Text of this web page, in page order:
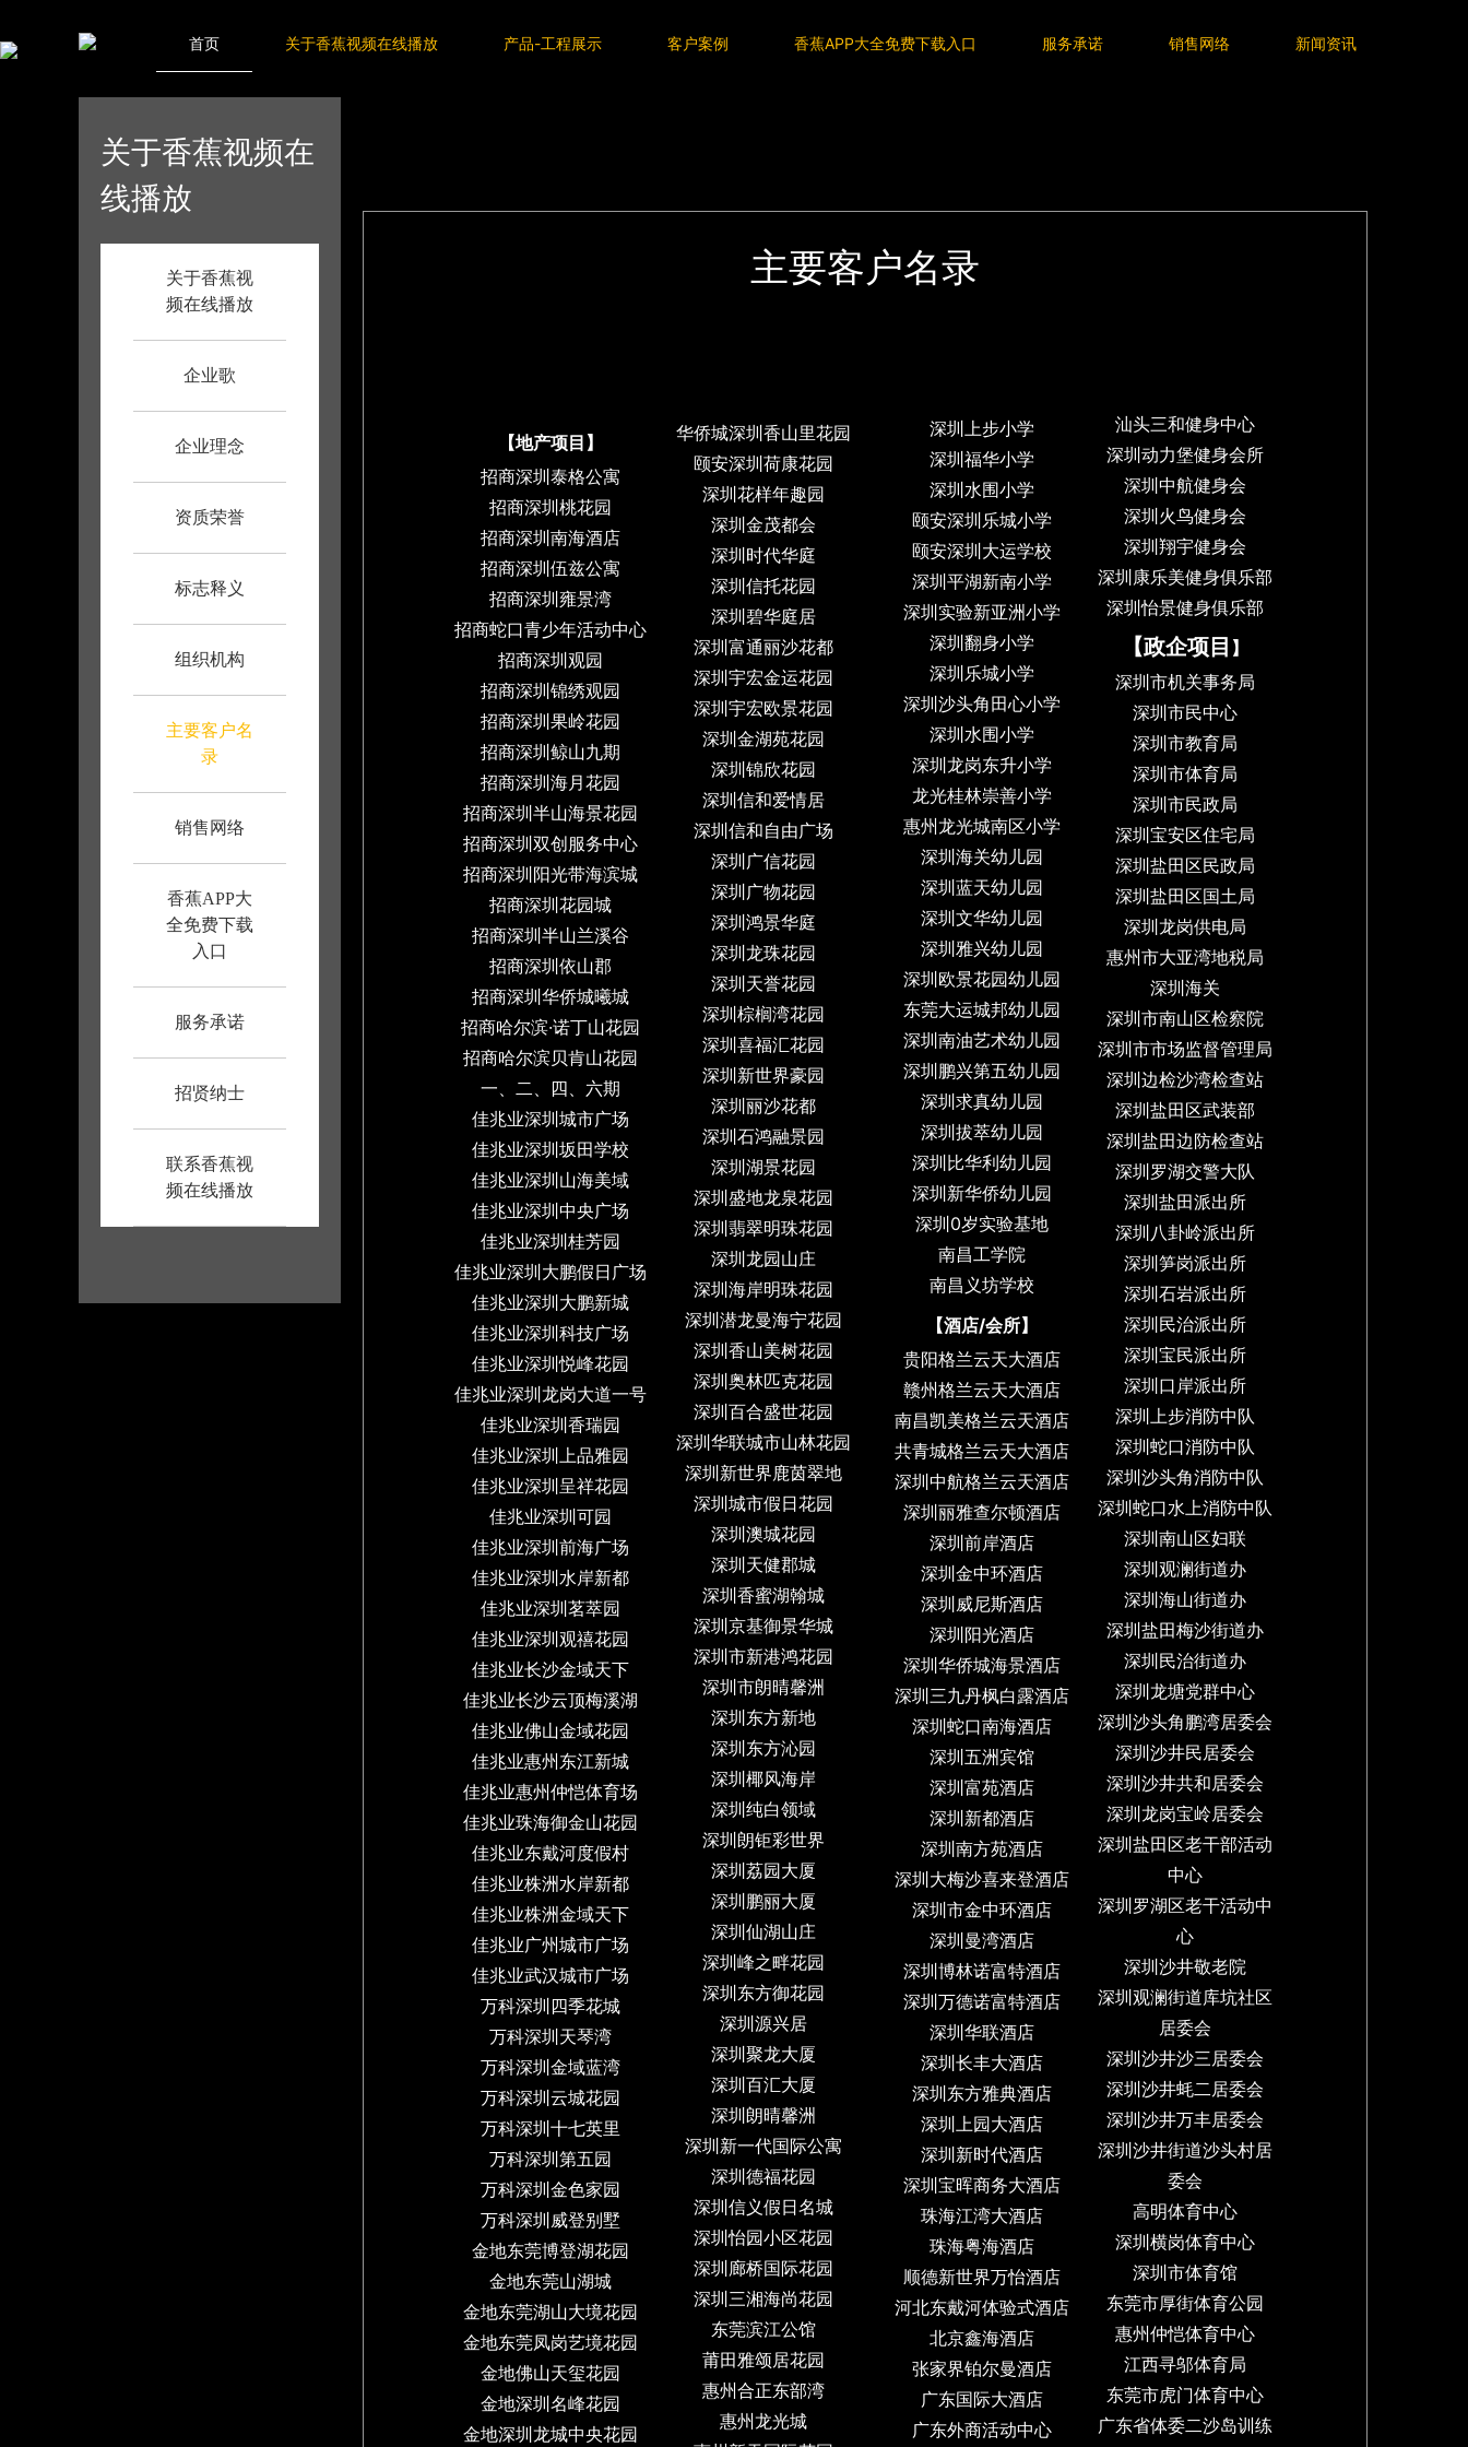
首页 关于香蕉视频在线播放 产品-工程展示 客户案例 香蕉APP大全免费下载入口 服务承诺 销售网络 新闻资讯
关于香蕉视频在
线播放
关于香蕉视
频在线播放
企业歌
企业理念
资质荣誉
标志释义
组织机构
主要客户名
录
销售网络
香蕉APP大
全免费下载
入口
服务承诺
招贤纳士
联系香蕉视
频在线播放
主要客户名录
【地产项目】
招商深圳泰格公寓
招商深圳桃花园
招商深圳南海酒店
招商深圳伍兹公寓
招商深圳雍景湾
招商蛇口青少年活动中心
招商深圳观园
招商深圳锦绣观园
招商深圳果岭花园
招商深圳鲸山九期
招商深圳海月花园
招商深圳半山海景花园
招商深圳双创服务中心
招商深圳阳光带海滨城
招商深圳花园城
招商深圳半山兰溪谷
招商深圳依山郡
招商深圳华侨城曦城
招商哈尔滨·诺丁山花园
招商哈尔滨贝肯山花园
一、二、四、六期
佳兆业深圳城市广场
佳兆业深圳坂田学校
佳兆业深圳山海美域
佳兆业深圳中央广场
佳兆业深圳桂芳园
佳兆业深圳大鹏假日广场
佳兆业深圳大鹏新城
佳兆业深圳科技广场
佳兆业深圳悦峰花园
佳兆业深圳龙岗大道一号
佳兆业深圳香瑞园
佳兆业深圳上品雅园
佳兆业深圳呈祥花园
佳兆业深圳可园
佳兆业深圳前海广场
佳兆业深圳水岸新都
佳兆业深圳茗萃园
佳兆业深圳观禧花园
佳兆业长沙金域天下
佳兆业长沙云顶梅溪湖
佳兆业佛山金域花园
佳兆业惠州东江新城
佳兆业惠州仲恺体育场
佳兆业珠海御金山花园
佳兆业东戴河度假村
佳兆业株洲水岸新都
佳兆业株洲金域天下
佳兆业广州城市广场
佳兆业武汉城市广场
万科深圳四季花城
万科深圳天琴湾
万科深圳金域蓝湾
万科深圳云城花园
万科深圳十七英里
万科深圳第五园
万科深圳金色家园
万科深圳威登别墅
金地东莞博登湖花园
金地东莞山湖城
金地东莞湖山大境花园
金地东莞凤岗艺境花园
金地佛山天玺花园
金地深圳名峰花园
金地深圳龙城中央花园
华侨城深圳香山里花园
颐安深圳荷康花园
深圳花样年趣园
深圳金茂都会
深圳时代华庭
深圳信托花园
深圳碧华庭居
深圳富通丽沙花都
深圳宇宏金运花园
深圳宇宏欧景花园
深圳金湖苑花园
深圳锦欣花园
深圳信和爱情居
深圳信和自由广场
深圳广信花园
深圳广物花园
深圳鸿景华庭
深圳龙珠花园
深圳天誉花园
深圳棕榈湾花园
深圳喜福汇花园
深圳新世界豪园
深圳丽沙花都
深圳石鸿融景园
深圳湖景花园
深圳盛地龙泉花园
深圳翡翠明珠花园
深圳龙园山庄
深圳海岸明珠花园
深圳潜龙曼海宁花园
深圳香山美树花园
深圳奥林匹克花园
深圳百合盛世花园
深圳华联城市山林花园
深圳新世界鹿茵翠地
深圳城市假日花园
深圳澳城花园
深圳天健郡城
深圳香蜜湖翰城
深圳京基御景华城
深圳市新港鸿花园
深圳市朗晴馨洲
深圳东方新地
深圳东方沁园
深圳椰风海岸
深圳纯白领域
深圳朗钜彩世界
深圳荔园大厦
深圳鹏丽大厦
深圳仙湖山庄
深圳峰之畔花园
深圳东方御花园
深圳源兴居
深圳聚龙大厦
深圳百汇大厦
深圳朗晴馨洲
深圳新一代国际公寓
深圳德福花园
深圳信义假日名城
深圳怡园小区花园
深圳廊桥国际花园
深圳三湘海尚花园
东莞滨江公馆
莆田雅颂居花园
惠州合正东部湾
惠州龙光城
深圳上步小学
深圳福华小学
深圳水围小学
颐安深圳乐城小学
颐安深圳大运学校
深圳平湖新南小学
深圳实验新亚洲小学
深圳翻身小学
深圳乐城小学
深圳沙头角田心小学
深圳水围小学
深圳龙岗东升小学
龙光桂林崇善小学
惠州龙光城南区小学
深圳海关幼儿园
深圳蓝天幼儿园
深圳文华幼儿园
深圳雅兴幼儿园
深圳欧景花园幼儿园
东莞大运城邦幼儿园
深圳南油艺术幼儿园
深圳鹏兴第五幼儿园
深圳求真幼儿园
深圳拔萃幼儿园
深圳比华利幼儿园
深圳新华侨幼儿园
深圳0岁实验基地
南昌工学院
南昌义坊学校
【酒店/会所】
贵阳格兰云天大酒店
赣州格兰云天大酒店
南昌凯美格兰云天酒店
共青城格兰云天大酒店
深圳中航格兰云天酒店
深圳丽雅查尔顿酒店
深圳前岸酒店
深圳金中环酒店
深圳威尼斯酒店
深圳阳光酒店
深圳华侨城海景酒店
深圳三九丹枫白露酒店
深圳蛇口南海酒店
深圳五洲宾馆
深圳富苑酒店
深圳新都酒店
深圳南方苑酒店
深圳大梅沙喜来登酒店
深圳市金中环酒店
深圳曼湾酒店
深圳博林诺富特酒店
深圳万德诺富特酒店
深圳华联酒店
深圳长丰大酒店
深圳东方雅典酒店
深圳上园大酒店
深圳新时代酒店
深圳宝晖商务大酒店
珠海江湾大酒店
珠海粤海酒店
顺德新世界万怡酒店
河北东戴河体验式酒店
北京鑫海酒店
张家界铂尔曼酒店
广东国际大酒店
广东外商活动中心
汕头三和健身中心
深圳动力堡健身会所
深圳中航健身会
深圳火鸟健身会
深圳翔宇健身会
深圳康乐美健身俱乐部
深圳怡景健身俱乐部
【政企项目 】
深圳市机关事务局
深圳市民中心
深圳市教育局
深圳市体育局
深圳市民政局
深圳宝安区住宅局
深圳盐田区民政局
深圳盐田区国土局
深圳龙岗供电局
惠州市大亚湾地税局
深圳海关
深圳市南山区检察院
深圳市市场监督管理局
深圳边检沙湾检查站
深圳盐田区武装部
深圳盐田边防检查站
深圳罗湖交警大队
深圳盐田派出所
深圳八卦岭派出所
深圳笋岗派出所
深圳石岩派出所
深圳民治派出所
深圳宝民派出所
深圳口岸派出所
深圳上步消防中队
深圳蛇口消防中队
深圳沙头角消防中队
深圳蛇口水上消防中队
深圳南山区妇联
深圳观澜街道办
深圳海山街道办
深圳盐田梅沙街道办
深圳民治街道办
深圳龙塘党群中心
深圳沙头角鹏湾居委会
深圳沙井民居委会
深圳沙井共和居委会
深圳龙岗宝岭居委会
深圳盐田区老干部活动
中心
深圳罗湖区老干活动中
心
深圳沙井敬老院
深圳观澜街道库坑社区
居委会
深圳沙井沙三居委会
深圳沙井蚝二居委会
深圳沙井万丰居委会
深圳沙井街道沙头村居
委会
高明体育中心
深圳横岗体育中心
深圳市体育馆
东莞市厚街体育公园
惠州仲恺体育中心
江西寻邬体育局
东莞市虎门体育中心
广东省体委二沙岛训练